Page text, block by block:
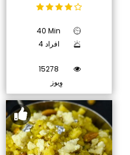
40 Min
4 افراد
15278
وِیوز